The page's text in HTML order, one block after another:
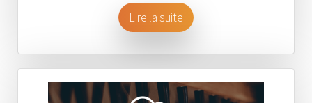
Lire la suite